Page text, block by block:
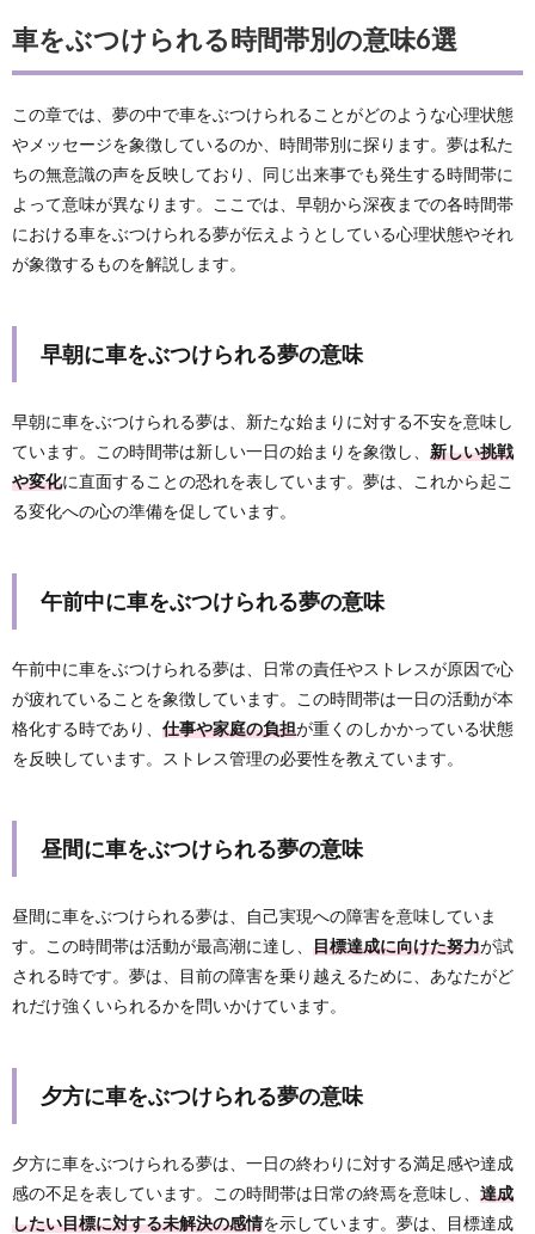
車をぶつけられる時間帯別の意味6選
この章では、夢の中で車をぶつけられることがどのような心理状態
やメッセージを象徴しているのか、時間帯別に探ります。夢は私た
ちの無意識の声を反映しており、同じ出来事でも発生する時間帯に
よって意味が異なります。ここでは、早朝から深夜までの各時間帯
における車をぶつけられる夢が伝えようとしている心理状態やそれ
が象徴するものを解説します。
早朝に車をぶつけられる夢の意味
早朝に車をぶつけられる夢は、新たな始まりに対する不安を意味し
ています。この時間帯は新しい一日の始まりを象徴し、 新しい挑戦
や変化に直面することの恐れを表しています。夢は、これから起こ
る変化への心の準備を促しています。
午前中に車をぶつけられる夢の意味
午前中に車をぶつけられる夢は、日常の責任やストレスが原因で心
が疲れていることを象徴しています。この時間帯は一日の活動が本
格化する時であり、 仕事や家庭の負担が重くのしかかっている状態
を反映しています。ストレス管理の必要性を教えています。
昼間に車をぶつけられる夢の意味
昼間に車をぶつけられる夢は、自己実現への障害を意味していま
す。この時間帯は活動が最高潮に達し、 目標達成に向けた努力が試
される時です。夢は、目前の障害を乗り越えるために、あなたがど
れだけ強くいられるかを問いかけています。
夕方に車をぶつけられる夢の意味
夕方に車をぶつけられる夢は、一日の終わりに対する満足感や達成
感の不足を表しています。この時間帯は日常の終焉を意味し、 達成
したい目標に対する未解決の感情を示しています。夢は、目標達成